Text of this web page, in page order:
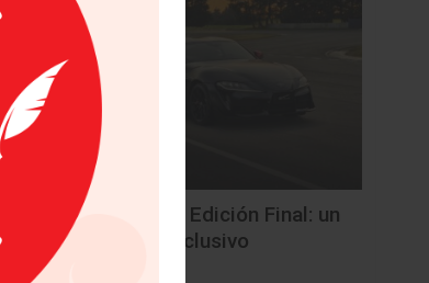
BMW Z4 Edición Final: un
adiós exclusivo